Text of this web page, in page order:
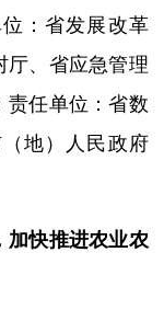
：省发展改革
厅、省应急管理
责任单位：省数
地）人民政府
加快推进农业农